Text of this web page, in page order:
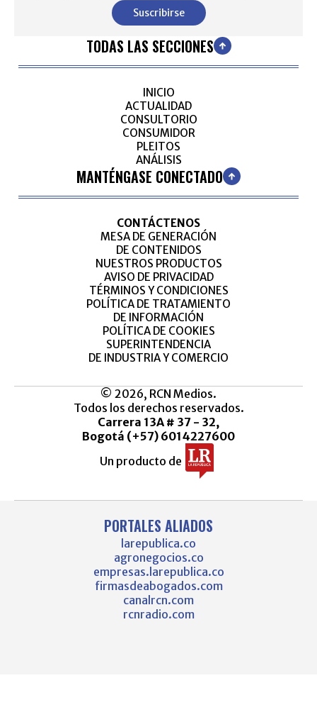
Suscribirse
TODAS LAS SECCIONES
INICIO
ACTUALIDAD
CONSULTORIO
CONSUMIDOR
PLEITOS
ANÁLISIS
MANTÉNGASE CONECTADO
CONTÁCTENOS
MESA DE GENERACIÓN
DE CONTENIDOS
NUESTROS PRODUCTOS
AVISO DE PRIVACIDAD
TÉRMINOS Y CONDICIONES
POLÍTICA DE TRATAMIENTO
DE INFORMACIÓN
POLÍTICA DE COOKIES
SUPERINTENDENCIA
DE INDUSTRIA Y COMERCIO
© 2026, RCN Medios.
Todos los derechos reservados.
Carrera 13A # 37 - 32,
Bogotá (+57) 6014227600
Un producto de
PORTALES ALIADOS
larepublica.co
agronegocios.co
empresas.larepublica.co
firmasdeabogados.com
canalrcn.com
rcnradio.com